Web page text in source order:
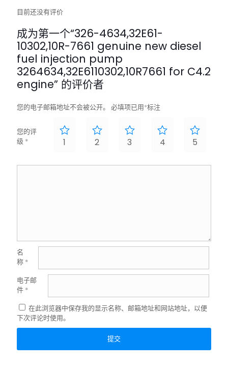
目前还没有评价
成为第一个“326-4634,32E61-
10302,10R-7661 genuine new diesel
fuel injection pump
3264634,32E6110302,10R7661 for C4.2
engine” 的评价者
您的电子邮箱地址不会被公开。 必填项已用*标注
您的评
级 * 1 2 3 4 5
名
称 *
电子邮
件 *
在此浏览器中保存我的显示名称、邮箱地址和网站地址，以便
下次评论时使用。